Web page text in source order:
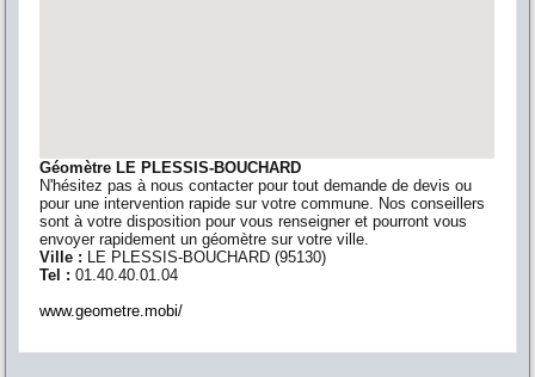
Géomètre LE PLESSIS-BOUCHARD
N'hésitez pas à nous contacter pour tout demande de devis ou
pour une intervention rapide sur votre commune. Nos conseillers
sont à votre disposition pour vous renseigner et pourront vous
envoyer rapidement un géomètre sur votre ville.
Ville :
LE PLESSIS-BOUCHARD (95130)
Tel :01.40.40.01.04
www.geometre.mobi/